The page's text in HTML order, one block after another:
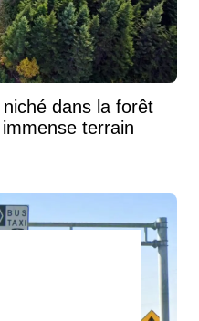
dans la forêt
terrain